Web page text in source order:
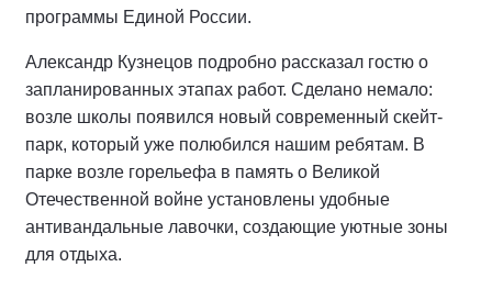
программы Единой России.
Александр Кузнецов подробно рассказал гостю о
запланированных этапах работ. Сделано немало:
возле школы появился новый современный скейт-
парк, который уже полюбился нашим ребятам. В
парке возле горельефа в память о Великой
Отечественной войне установлены удобные
антивандальные лавочки, создающие уютные зоны
для отдыха.